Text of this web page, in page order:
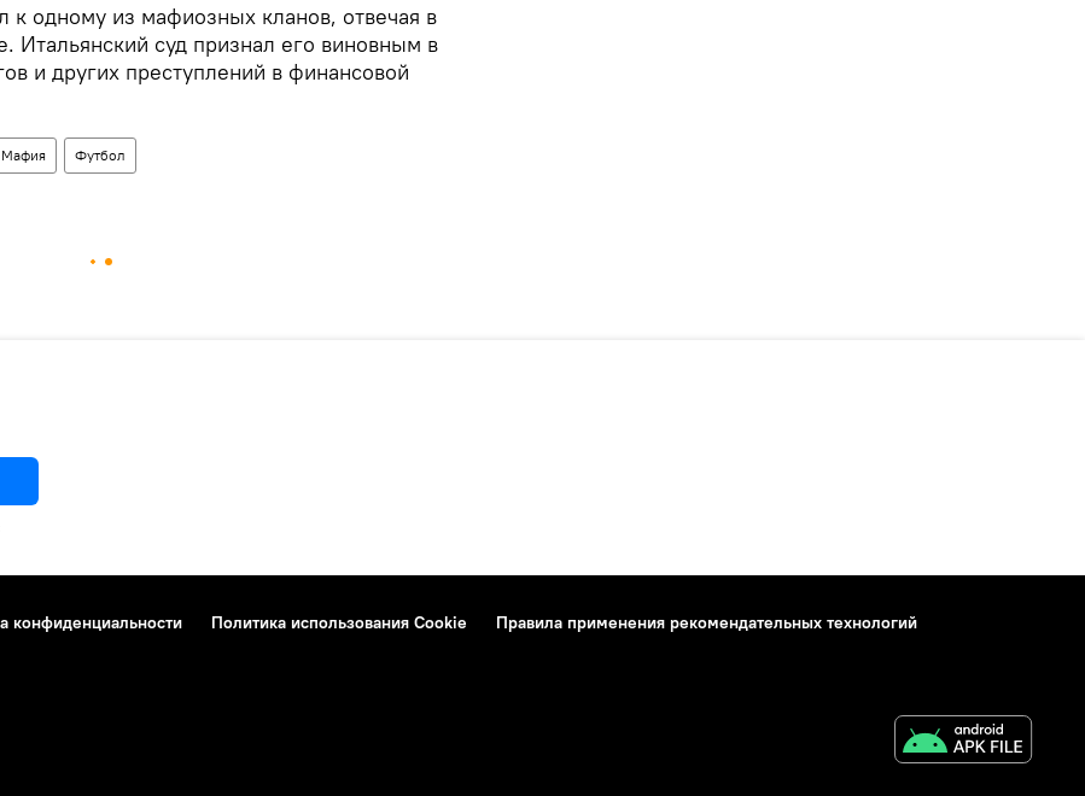
одному из мафиозных кланов, отвечая в
Итальянский суд признал его виновным в
и других преступлений в финансовой
Мафия Футбол
конфиденциальности Политика использования Cookie
Правила применения рекомендательных технологий